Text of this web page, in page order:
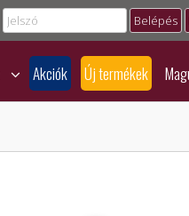
Akciók Új termékek